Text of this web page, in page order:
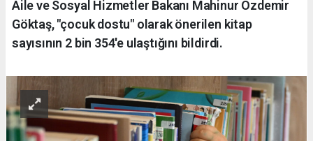
Aile ve Sosyal Hizmetler Bakanı Mahinur Özdemir
Göktaş, "çocuk dostu" olarak önerilen kitap
sayısının 2 bin 354'e ulaştığını bildirdi.